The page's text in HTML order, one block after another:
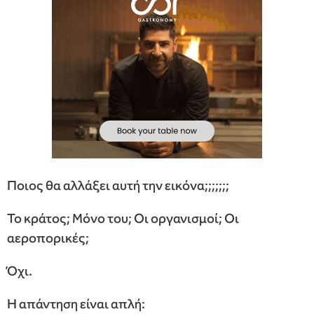
Ποιος θα αλλάξει αυτή την εικόνα;;;;;;;
Το κράτος; Μόνο του; Οι οργανισμοί; Οι
αεροπορικές;
Όχι.
Η απάντηση είναι απλή: